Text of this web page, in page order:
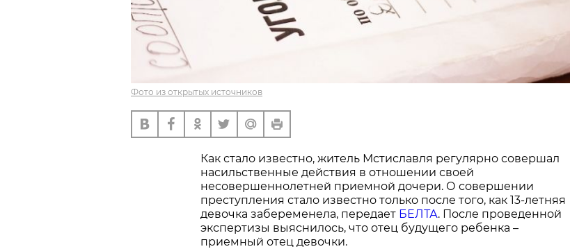
Фото из открытых источников
Как стало известно, житель Мстиславля регулярно совершал
насильственные действия в отношении своей
несовершеннолетней приемной дочери. О совершении
преступления стало известно только после того, как 13-летняя
девочка забеременела, передает БЕЛТА. После проведенной
экспертизы выяснилось, что отец будущего ребенка –
приемный отец девочки.